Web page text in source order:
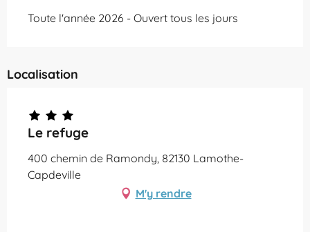
Toute l'année 2026 - Ouvert tous les jours
Localisation
Le refuge
400 chemin de Ramondy, 82130 Lamothe-
Capdeville
M'y rendre